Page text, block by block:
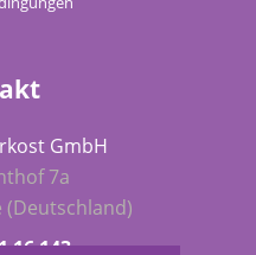
GmbH
7a
(Deutschland)
16 143